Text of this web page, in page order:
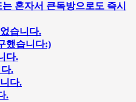
혼자서 큰독방으로도 즉시
습니다.
했습니다:)
다.
.
다.
.